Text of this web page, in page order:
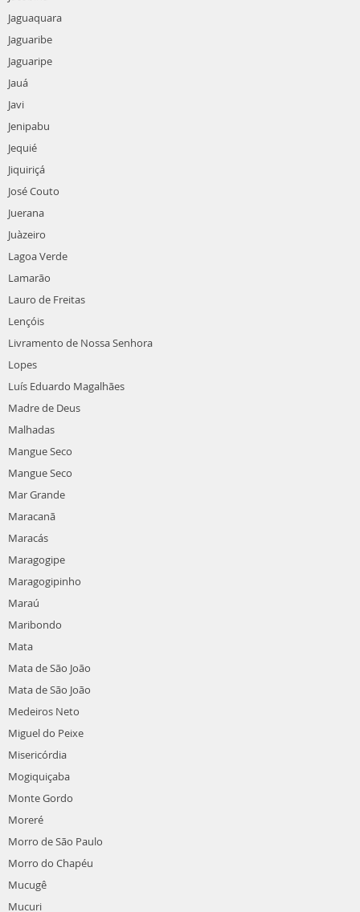
Jaguaquara
Jaguaribe
Jaguaripe
Jauá
Javi
Jenipabu
Jequié
Jiquiriçá
José Couto
Juerana
Juàzeiro
Lagoa Verde
Lamarão
Lauro de Freitas
Lençóis
Livramento de Nossa Senhora
Lopes
Luís Eduardo Magalhães
Madre de Deus
Malhadas
Mangue Seco
Mangue Seco
Mar Grande
Maracanã
Maracás
Maragogipe
Maragogipinho
Maraú
Maribondo
Mata
Mata de São João
Mata de São João
Medeiros Neto
Miguel do Peixe
Misericórdia
Mogiquiçaba
Monte Gordo
Moreré
Morro de São Paulo
Morro do Chapéu
Mucugê
Mucuri